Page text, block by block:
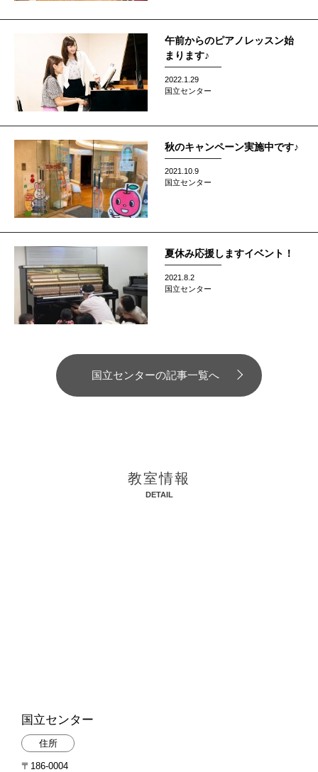
午前からのピアノレッスン始
まります♪
2022.1.29
国立センター
秋のキャンペーン実施中です♪
2021.10.9
国立センター
夏休み応援しますイベント！
2021.8.2
国立センター
国立センターの記事一覧へ
教室情報
DETAIL
国立センター
住所
〒186-0004